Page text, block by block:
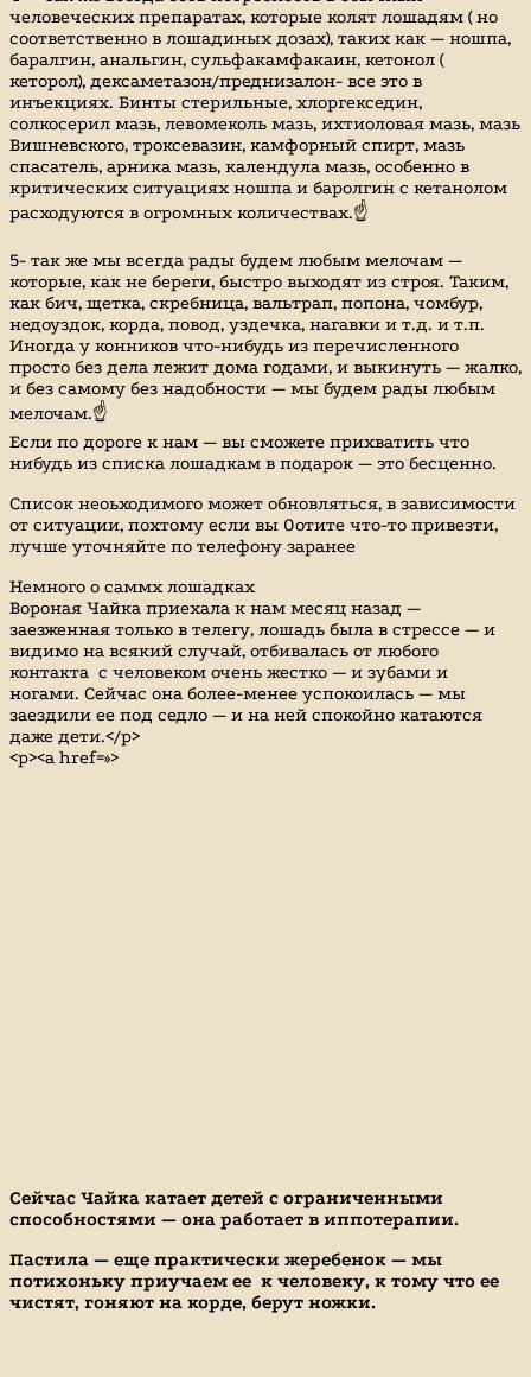
человеческих препаратах, которые колят лошадям ( но
соответственно в лошадиных дозах), таких как — ношпа,
баралгин, анальгин, сульфакамфакаин, кетонол (
кеторол), дексаметазон/преднизалон- все это в
инъекциях. Бинты стерильные, хлоргекседин,
солкосерил мазь, левомеколь мазь, ихтиоловая мазь, мазь
Вишневского, троксевазин, камфорный спирт, мазь
спасатель, арника мазь, календула мазь, особенно в
критических ситуациях ношпа и баролгин с кетанолом
расходуются в огромных количествах.☝️
5- так же мы всегда рады будем любым мелочам —
которые, как не береги, быстро выходят из строя. Таким,
как бич, щетка, скребница, вальтрап, попона, чомбур,
недоуздок, корда, повод, уздечка, нагавки и т.д. и т.п.
Иногда у конников что-нибудь из перечисленного
просто без дела лежит дома годами, и выкинуть — жалко,
и без самому без надобности — мы будем рады любым
мелочам.☝️
Если по дороге к нам — вы сможете прихватить что
нибудь из списка лошадкам в подарок — это бесценно.
Список неоьходимого может обновляться, в зависимости
от ситуации, похтому если вы 0отите что-то привезти,
лучше уточняйте по телефону заранее
Немного о саммх лошадках
Вороная Чайка приехала к нам месяц назад —
заезженная только в телегу, лошадь была в стрессе — и
видимо на всякий случай, отбивалась от любого
контакта с человеком очень жестко — и зубами и
ногами. Сейчас она более-менее успокоилась — мы
заездили ее под седло — и на ней спокойно катаются
даже дети.</p>
<p><a href=»>
Сейчас Чайка катает детей с ограниченными
способностями — она работает в иппотерапии.
Пастила — еще практически жеребенок — мы
потихоньку приучаем ее к человеку, к тому что ее
чистят, гоняют на корде, берут ножки.